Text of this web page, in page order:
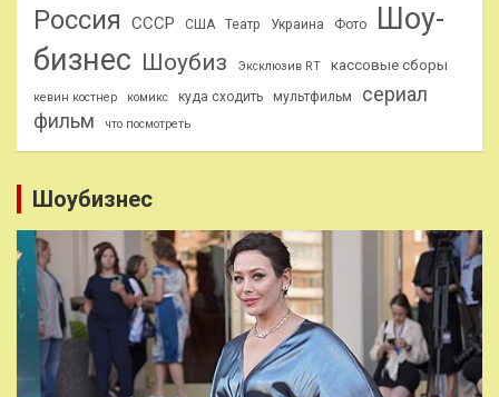
Россия СССР США Театр Украина Фото
Шоу-
бизнес Шоубиз Эксклюзив RT кассовые сборы
кевин костнер комикс куда сходить мультфильм
сериал
фильм
что посмотреть
Шоубизнес